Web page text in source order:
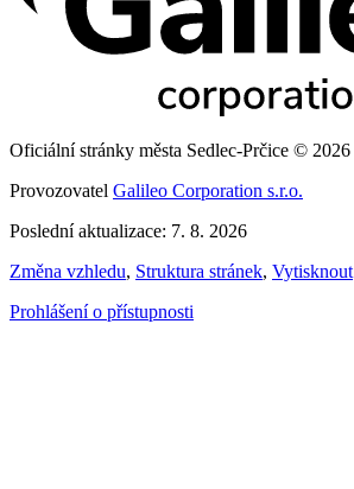
Oficiální stránky města Sedlec-Prčice © 2026
Provozovatel Galileo Corporation s.r.o.
Poslední aktualizace: 7. 8. 2026
Změna vzhledu, Struktura stránek, Vytisknout
Prohlášení o přístupnosti